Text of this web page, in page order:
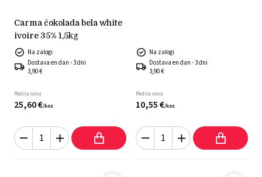
carma čokolada bela white
ivoire 35% 1,5kg
Na zalogi
Dostava en dan - 3 dni
3,90 €
Redna cena
25,60€/kos
Na zalogi
Dostava en dan - 3 dni
3,90 €
Redna cena
10,55€/kos